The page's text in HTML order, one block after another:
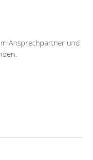
Ansprechpartner und